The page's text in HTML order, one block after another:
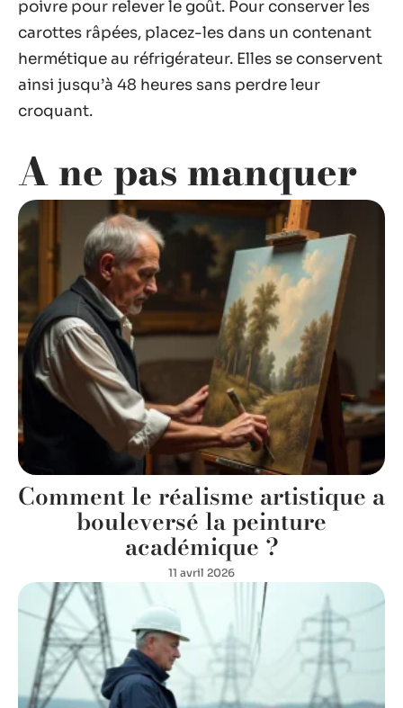
poivre pour relever le goût. Pour conserver les
carottes râpées, placez-les dans un contenant
hermétique au réfrigérateur. Elles se conservent
ainsi jusqu’à 48 heures sans perdre leur
croquant.
A ne pas manquer
Comment le réalisme artistique a
bouleversé la peinture
académique ?
11 avril 2026